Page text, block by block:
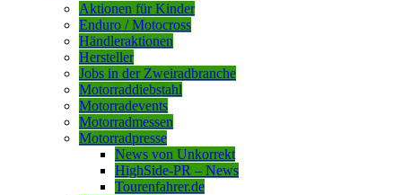
Aktionen für Kinder
Enduro / Motocross
Händleraktionen
Hersteller
Jobs in der Zweiradbranche
Motorraddiebstahl
Motorradevents
Motorradmessen
Motorradpresse
News von Unkorrekt
HighSide-PR – News
Tourenfahrer.de